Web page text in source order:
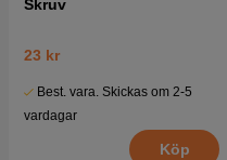
Skruv
23 kr
Best. vara. Skickas om 2-5
vardagar
Köp